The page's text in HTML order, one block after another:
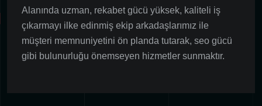
Alanında uzman, rekabet gücü yüksek, kaliteli iş
çıkarmayı ilke edinmiş ekip arkadaşlarımız ile
müşteri memnuniyetini ön planda tutarak, seo gücü
gibi bulunurluğu önemseyen hizmetler sunmaktır.